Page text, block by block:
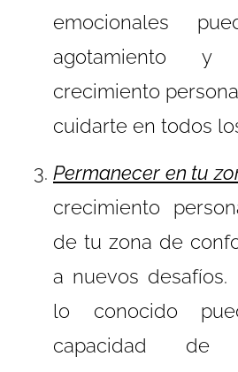
emocionales
agotamiento
crecimiento
cuidarte en todos
Permanecer en tu
crecimiento
de tu zona de
a nuevos desafíos.
lo conocido
capacidad de